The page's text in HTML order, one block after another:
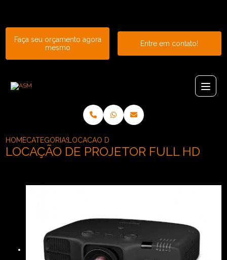
Faça seu orçamento agora
mesmo
Entre em contato!
HOMECATEGORIAS LOCACAO DE PROJETOR FULL HD
LOCAÇÃO DE PROJETOR FULL HD